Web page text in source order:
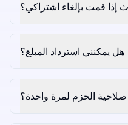
إذا قمت بإلغاء اشتراكي؟
هل يمكنني استرداد المبلغ؟
الحزم لمرة واحدة؟